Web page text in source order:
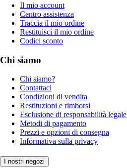
Il mio account
Centro assistenza
Traccia il mio ordine
Restituisci il mio ordine
Codici sconto
Chi siamo
Chi siamo?
Contattaci
Condizioni di vendita
Restituzioni e rimborsi
Esclusione di responsabilità legale
Metodi di pagamento
Prezzi e opzioni di consegna
Informativa sulla privacy
I nostri negozi